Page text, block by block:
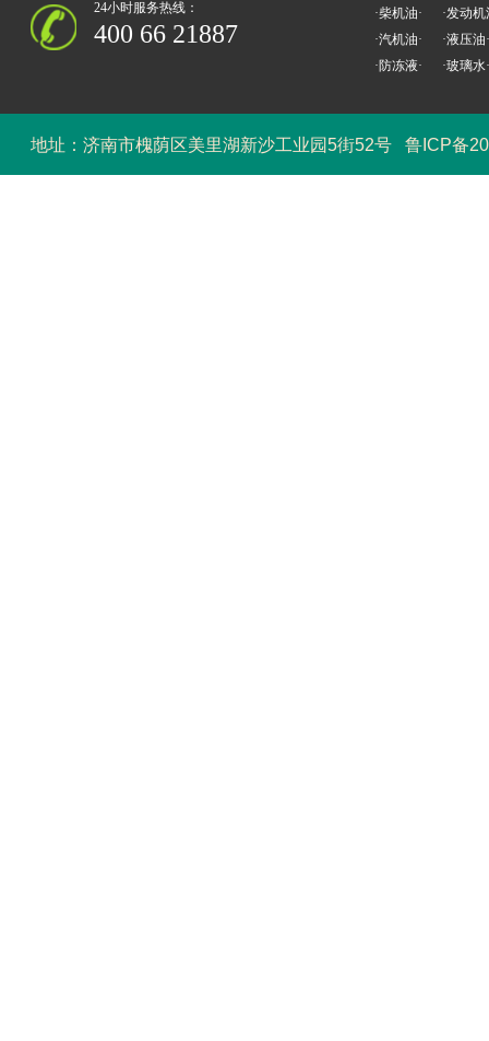
地址：济南市槐荫区美里湖新沙工业园5街52号 鲁ICP备
24小时服务热线：
400 66 21887
·柴机油·
·发动机
·汽机油·
·液压油·
·防冻液·
·玻璃水·